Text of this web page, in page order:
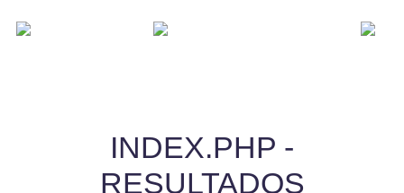
INDEX.PHP -
RESULTADOS